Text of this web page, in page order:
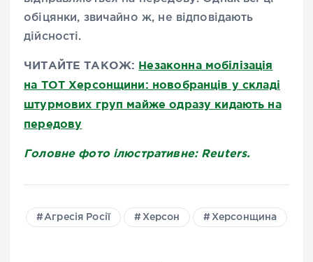
обіцянки, звичайно ж, не відповідають
дійсності.
ЧИТАЙТЕ ТАКОЖ: Незаконна мобілізація
на ТОТ Херсонщини: новобранців у складі
штурмових груп майже одразу кидають на
передову
Головне фото ілюстративне: Reuters.
Агресія Росії Херсон Херсонщина